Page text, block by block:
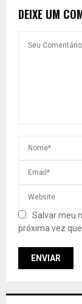
DEIXE UM
Salvar meu
próxima vez